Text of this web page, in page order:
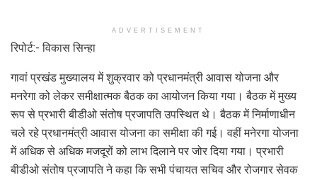
ADVERTISEMENT
रिपोर्ट:- विकास सिन्हा
गावां प्रखंड मुख्यालय में शुक्रवार को प्रधानमंत्री आवास योजना और
मनरेगा को लेकर समीक्षात्मक बैठक का आयोजन किया गया। बैठक में मुख्य
रूप से प्रभारी बीडीओ संतोष प्रजापति उपस्थित थे। बैठक में निर्माणाधीन
चले रहे प्रधानमंत्री आवास योजना का समीक्षा की गई। वहीं मनेरगा योजना
में अधिक से अधिक मजदूरों को लाभ दिलाने पर जोर दिया गया। प्रभारी
बीडीओ संतोष प्रजापति ने कहा कि सभी पंचायत सचिव और रोजगार सेवक